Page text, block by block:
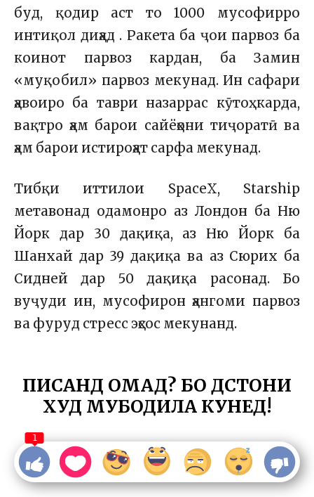
буд, қодир аст то 1000 мусофирро
интиқол диҳад . Ракета ба ҷои парвоз ба
коинот парвоз кардан, ба Замин
«муқобил» парвоз мекунад. Ин сафари
ҳавоиро ба таври назаррас кӯтоҳ карда,
вақтро ҳам барои сайёҳони тиҷоратӣ ва
ҳам барои истироҳат сарфа мекунад.
Тибқи иттилои SpaceX, Starship
метавонад одамонро аз Лондон ба Ню
Йорк дар 30 дақиқа, аз Ню Йорк ба
Шанхай дар 39 дақиқа ва аз Сюрих ба
Сидней дар 50 дақиқа расонад. Бо
вуҷуди ин, мусофирон ҳангоми парвоз
ва фуруд стресс эҳсос мекунанд.
ПИСАНД ОМАД? БО ДӮСТОНИ
ХУД МУБОДИЛА КУНЕД!
1